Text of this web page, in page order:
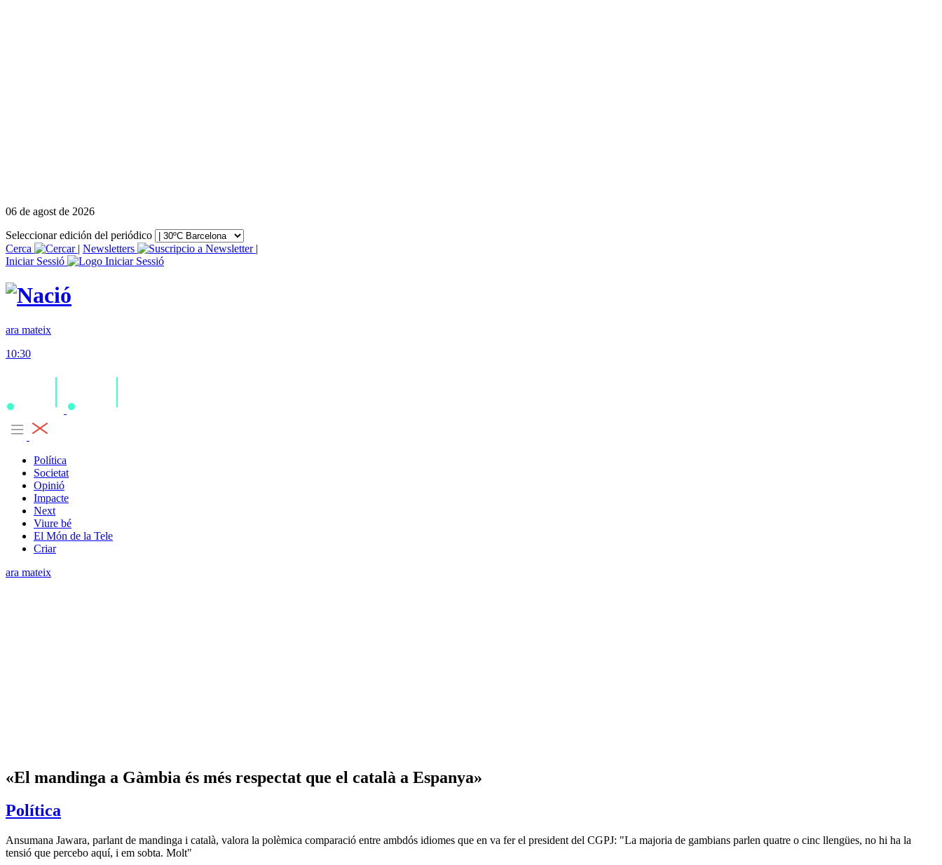
06 de agost de 2026
Seleccionar edición del periódico
Cerca
| Newsletters
|
Iniciar Sessió
ara mateix
10:30
Política
Societat
Opinió
Impacte
Next
Viure bé
El Món de la Tele
Criar
ara mateix
«El mandinga a Gàmbia és més respectat que el català a Espanya»
Política
Ansumana Jawara, parlant de mandinga i català, valora la polèmica comparació entre ambdós idiomes que en va fer el president del CGPJ: "La majoria de gambians parlen quatre o cinc llengües, no hi ha la
tensió que percebo aquí, i em sobta. Molt"